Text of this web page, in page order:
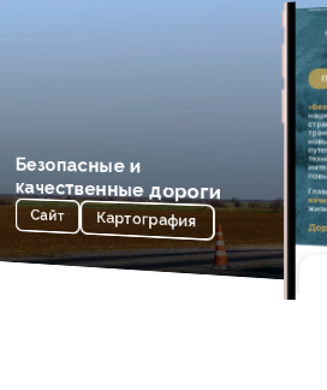
Безопасные и
качественные дороги
Сайт Картография